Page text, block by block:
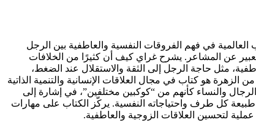
كتاب في مجال العلاقات الإنسانية والتنمية الذاتية صدر عام 1992، ويُعد من أشهر الكتب العالمية في فهم الفروقات النفسية والعاطفية بين الرجل
عن المشاعر. يشرح غراي كيف أن كثيرًا من الخلافات
مثل حاجة الرجل إلى الثقة والاستقلال عند الضغط،
هو كتاب في مجال العلاقات الإنسانية والتنمية الذاتية
الرجال والنساء كأنهم من “كوكبين مختلفين”، في إشارة إلى
كل طرف واحتياجاته النفسية. يركّز الكتاب على مهارات
لتحسين العلاقات الزوجية والعاطفية.